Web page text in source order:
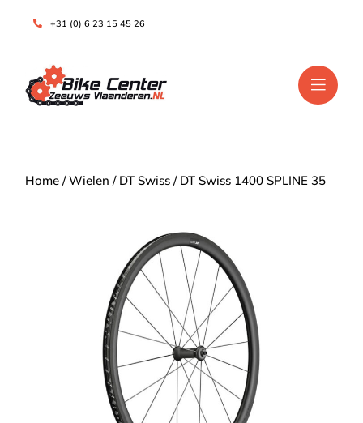
+31 (0) 6 23 15 45 26
Home /Wielen / DT Swiss / DT Swiss 1400 SPLINE 35